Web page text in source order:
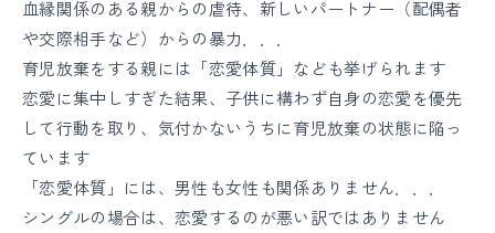
血縁関係のある親からの虐待、新しいパートナー（配偶者
や交際相手など）からの暴力．．．
育児放棄をする親には「恋愛体質」なども挙げられます
恋愛に集中しすぎた結果、子供に構わず自身の恋愛を優先
して行動を取り、気付かないうちに育児放棄の状態に陥っ
ています
「恋愛体質」には、男性も女性も関係ありません．．．
シングルの場合は、恋愛するのが悪い訳ではありません